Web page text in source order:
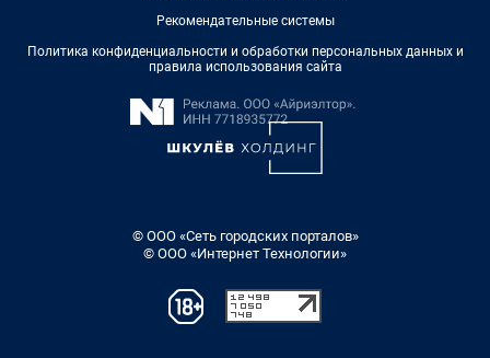
Рекомендательные системы
Политика конфиденциальности и обработки персональных данных и
правила использования сайта
© ООО «Сеть городских порталов»
© ООО «Интернет Технологии»